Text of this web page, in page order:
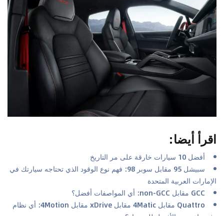
اقرأ أيضا:
أفضل 10 سيارات خارقة على مر التاريخ
سبيشل 95 مقابل سوبر 98: فهم نوع الوقود الذي تحتاجه سيارتك في
الإمارات العربية المتحدة
GCC مقابل non-GCC: أي المواصفات أفضل؟
Quattro مقابل 4Matic مقابل xDrive مقابل 4Motion: أي نظام